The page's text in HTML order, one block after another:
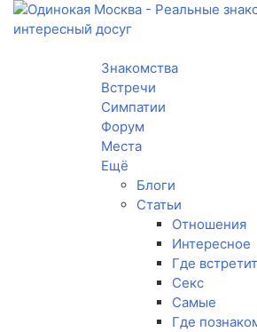
Toggle navigation
Знакомства
Встречи
Симпатии
Форум
Места
Ещё
Блоги
Статьи
Отношения
Интересное
Где
Секс
Самые
Где